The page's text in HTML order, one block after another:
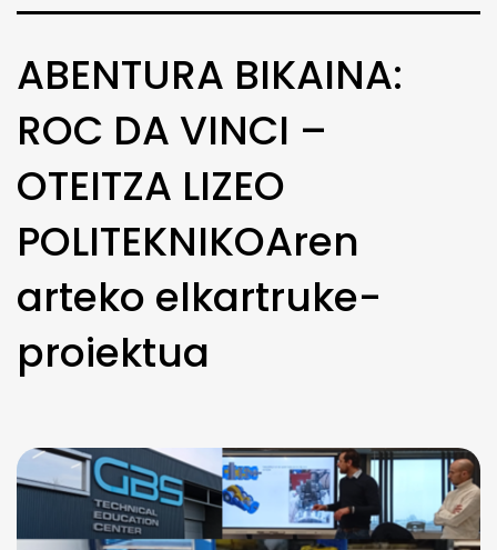
ABENTURA BIKAINA:
ROC DA VINCI –
OTEITZA LIZEO
POLITEKNIKOAren
arteko elkartruke-
proiektua